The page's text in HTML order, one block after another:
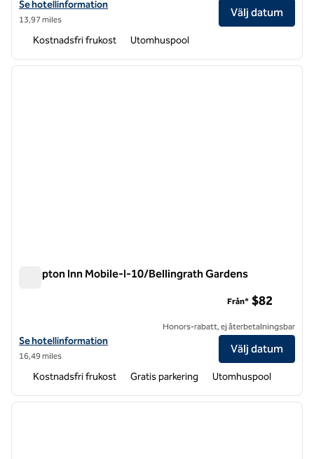
Visa hotelluppgifter för Hampton Inn & Suites Mobile – Downtown
Se hotellinformation
13,97 miles
Välj datum
Kostnadsfri frukost Utomhuspool
1 av 12
nästa
Hampton Inn Mobile-I-10/Bellingrath Gardens
Visa hotelldetaljer för Hampton Inn Mobile-I-10/Bellingrath Gardens
Se hotellinformation
16,49 miles
Från* $82
Honors-rabatt, ej återbetalningsbar
Välj datum
Kostnadsfri frukost Gratis parkering Utomhuspool
1 av 12
nästa